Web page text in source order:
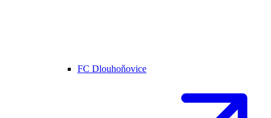
FC Dlouhoňovice